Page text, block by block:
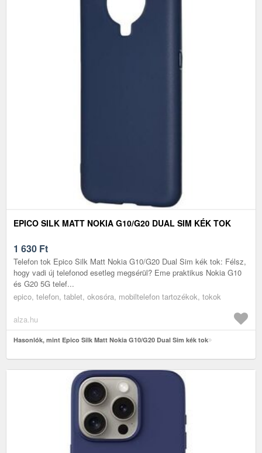
EPICO SILK MATT NOKIA G10/G20 DUAL SIM KÉK TOK
1 630 Ft
Telefon tok Epico Silk Matt Nokia G10/G20 Dual Sim kék tok: Félsz,
hogy vadi új telefonod esetleg megsérül? Eme praktikus Nokia G10
és G20 5G telef...
epico, telefon, tablet, okosóra, mobiltelefon tartozékok, tokok
alza.hu
Hasonlók, mint Epico Silk Matt Nokia G10/G20 Dual Sim kék tok